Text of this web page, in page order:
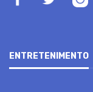
ENTRETENIMENTO